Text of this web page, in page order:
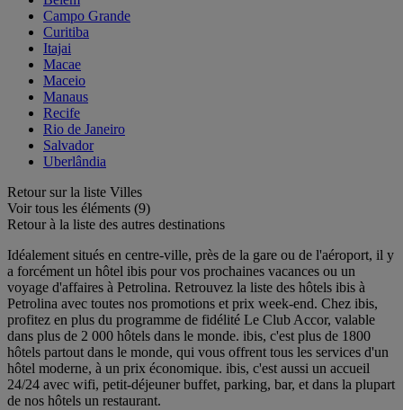
Campo Grande
Curitiba
Itajai
Macae
Maceio
Manaus
Recife
Rio de Janeiro
Salvador
Uberlândia
Retour sur la liste Villes
Voir tous les éléments (9)
Retour à la liste des autres destinations
Idéalement situés en centre-ville, près de la gare ou de l'aéroport, il y
a forcément un hôtel ibis pour vos prochaines vacances ou un
voyage d'affaires à Petrolina. Retrouvez la liste des hôtels ibis à
Petrolina avec toutes nos promotions et prix week-end. Chez ibis,
profitez en plus du programme de fidélité Le Club Accor, valable
dans plus de 2 000 hôtels dans le monde. ibis, c'est plus de 1800
hôtels partout dans le monde, qui vous offrent tous les services d'un
hôtel moderne, à un prix économique. ibis, c'est aussi un accueil
24/24 avec wifi, petit-déjeuner buffet, parking, bar, et dans la plupart
de nos hôtels un restaurant.